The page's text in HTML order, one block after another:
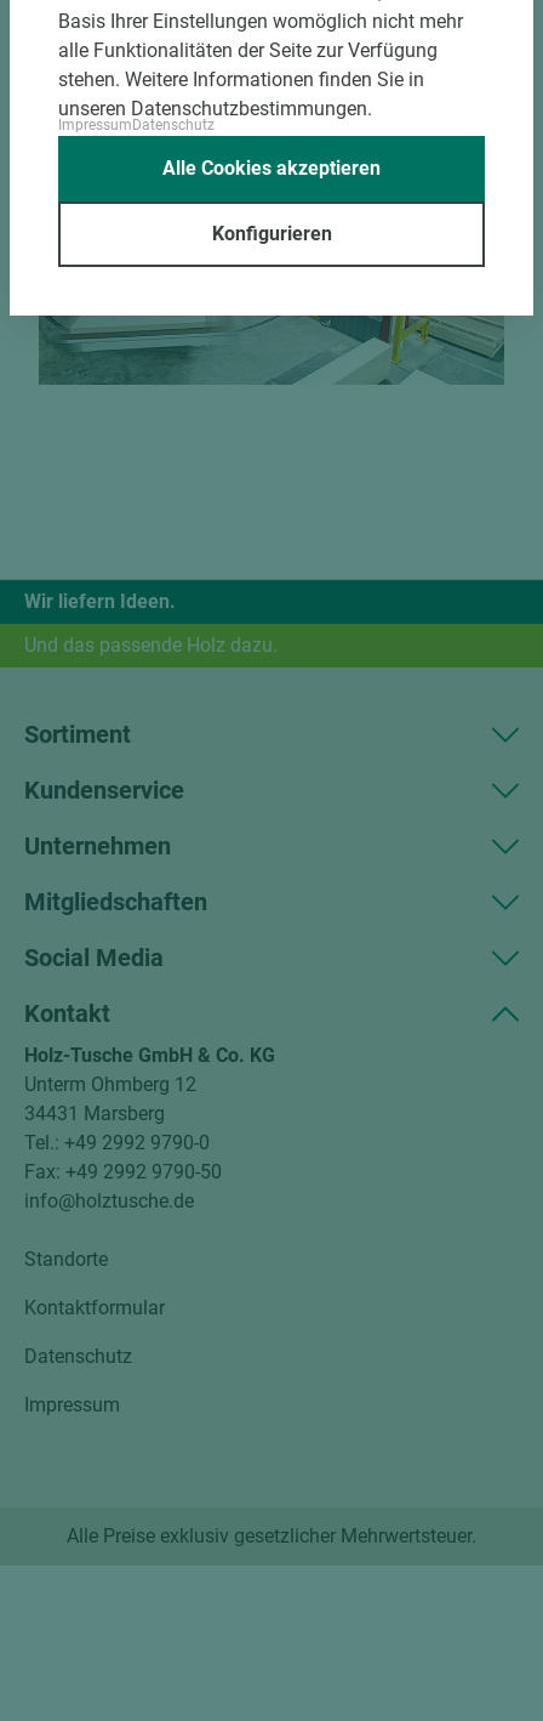
Materialschonende und kundengerechte
Verpackung der Fixmaße
Jetzt Zuschnitt anfragen
Wir liefern Ideen.
Und das passende Holz dazu.
Sortiment
Kundenservice
Unternehmen
Mitgliedschaften
Social Media
Kontakt
Holz-Tusche GmbH & Co. KG
Unterm Ohmberg 12
34431 Marsberg
Tel.: +49 2992 9790-0
Fax: +49 2992 9790-50
info@holztusche.de
Standorte
Kontaktformular
Datenschutz
Impressum
Alle Preise exklusiv gesetzlicher Mehrwertsteuer.
Basis Ihrer Einstellungen womöglich nicht mehr
alle Funktionalitäten der Seite zur Verfügung
stehen. Weitere Informationen finden Sie in
unseren Datenschutzbestimmungen.
ImpressumDatenschutz
Konfigurieren
Alle Cookies akzeptieren